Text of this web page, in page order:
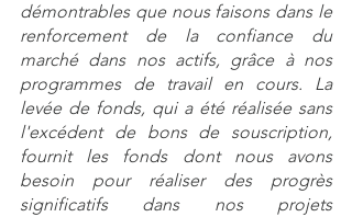
démontrables que nous faisons dans le
renforcement de la confiance du
marché dans nos actifs, grâce à nos
programmes de travail en cours. La
levée de fonds, qui a été réalisée sans
l'excédent de bons de souscription,
fournit les fonds dont nous avons
besoin pour réaliser des progrès
significatifs dans nos projets